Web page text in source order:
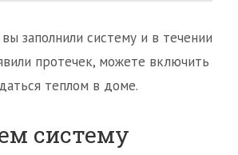
заполнили систему и в течении
протечек, можете включить
теплом в доме.
систему